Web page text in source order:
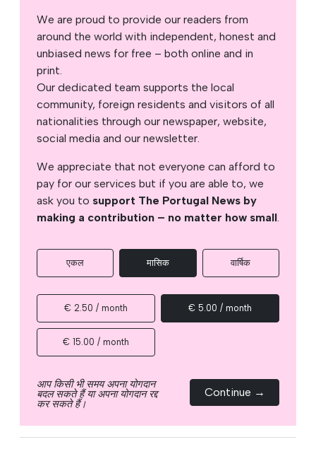
We are proud to provide our readers from
around the world with independent, honest and
unbiased news for free – both online and in
print.
Our dedicated team supports the local
community, foreign residents and visitors of all
nationalities through our newspaper, website,
social media and our newsletter.
We appreciate that not everyone can afford to
pay for our services but if you are able to, we
ask you to support The Portugal News by
making a contribution – no matter how small.
एकल मासिक वार्षिक
€ 2.50 / month € 5.00 / month
€ 15.00 / month
आप किसी भी समय अपना योगदान
बदल सकते हैं या अपना योगदान रद्द
कर सकते हैं।
Continue →